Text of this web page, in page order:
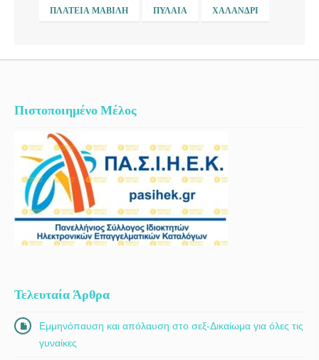
ΠΛΑΤΕΊΑ ΜΑΒΊΛΗ ΠΥΛΑΊΑ ΧΑΛΆΝΔΡΙ
Πιστοποιημένο Μέλος
Τελευταία Άρθρα
Εμμηνόπαυση και απόλαυση στο σεξ-Δικαίωμα για όλες τις
γυναίκες